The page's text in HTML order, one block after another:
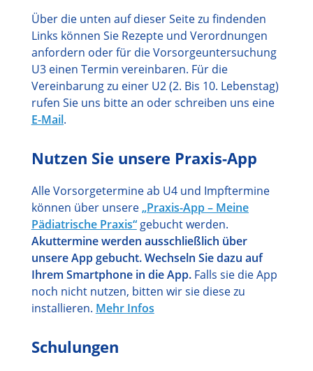
Über die unten auf dieser Seite zu findenden
Links können Sie Rezepte und Verordnungen
anfordern oder für die Vorsorgeuntersuchung
U3 einen Termin vereinbaren. Für die
Vereinbarung zu einer U2 (2. Bis 10. Lebenstag)
rufen Sie uns bitte an oder schreiben uns eine
E-Mail.
Nutzen Sie unsere Praxis-App
Alle Vorsorgetermine ab U4 und Impftermine
können über unsere„Praxis-App – Meine
Pädiatrische Praxis“ gebucht werden.
Akuttermine werden ausschließlich über
unsere App gebucht. Wechseln Sie dazu auf
Ihrem Smartphone in die App. Falls sie die App
noch nicht nutzen, bitten wir sie diese zu
installieren. Mehr Infos
Schulungen